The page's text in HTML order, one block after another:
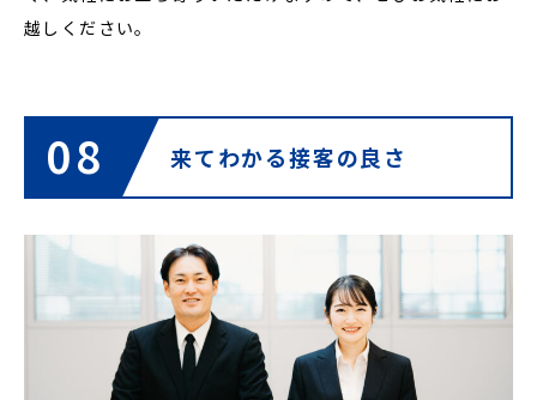
越しください。
08 来てわかる接客の良さ